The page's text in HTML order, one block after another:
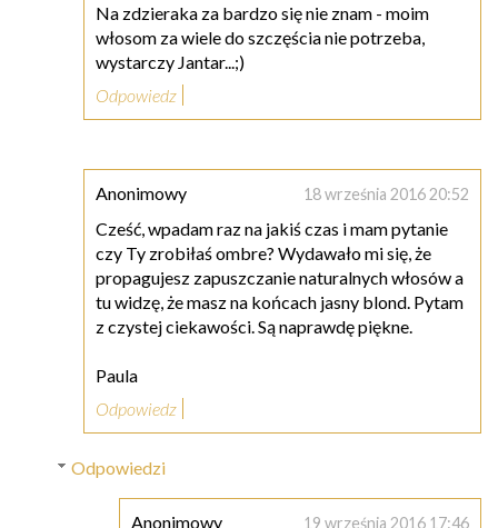
Na zdzieraka za bardzo się nie znam - moim
włosom za wiele do szczęścia nie potrzeba,
wystarczy Jantar...;)
Odpowiedz
Anonimowy 18 września 2016 20:52
Cześć, wpadam raz na jakiś czas i mam pytanie
czy Ty zrobiłaś ombre? Wydawało mi się, że
propagujesz zapuszczanie naturalnych włosów a
tu widzę, że masz na końcach jasny blond. Pytam
z czystej ciekawości. Są naprawdę piękne.
Paula
Odpowiedz
Odpowiedzi
Anonimowy 19 września 2016 17:46